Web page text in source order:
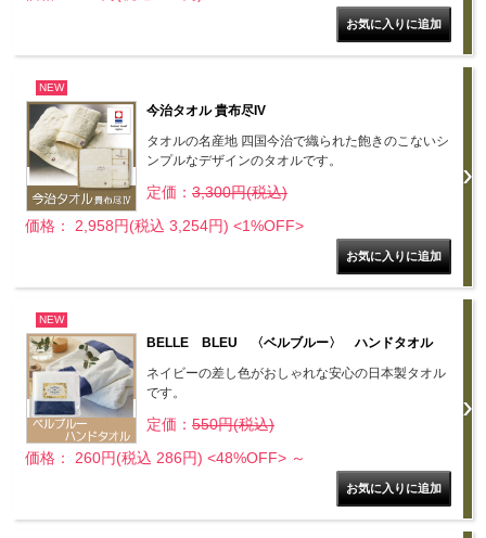
NEW
今治タオル 貴布尽IV
タオルの名産地 四国今治で織られた飽きのこないシ
ンプルなデザインのタオルです。
定価： 3,300円(税込)
価格： 2,958円(税込 3,254円) <1%OFF>
NEW
BELLE BLEU 〈ベルブルー〉 ハンドタオル
ネイビーの差し色がおしゃれな安心の日本製タオル
です。
定価： 550円(税込)
価格： 260円(税込 286円) <48%OFF> ～